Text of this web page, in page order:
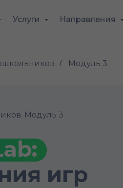
Услуги Направления
/ Модуль 3
⠀
игр
Модуль 3